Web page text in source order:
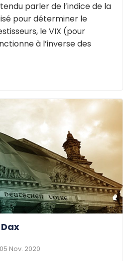
parler de l’indice de la
pour déterminer le
le VIX (pour
à l’inverse des
Nov. 2020